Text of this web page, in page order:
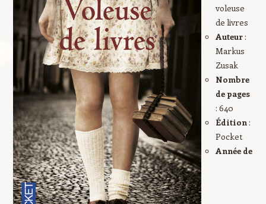
voleuse
de livres
Auteur:
Markus
Zusak
Nombre
de pages
: 640
Édition:
Pocket
Année de